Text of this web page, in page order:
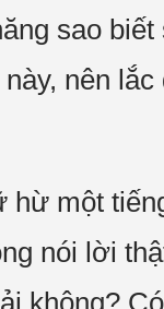
sao
nên
hừ một
nói lời
không?